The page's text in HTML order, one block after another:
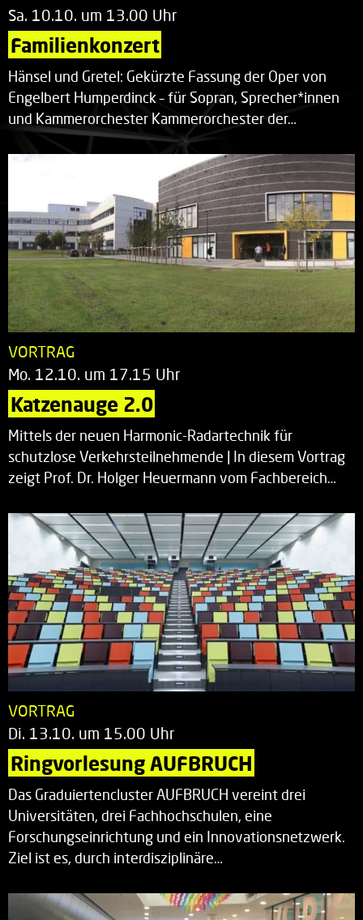
Sa. 10.10. um 13.00 Uhr
Familienkonzert
Hänsel und Gretel: Gekürzte Fassung der Oper von
Engelbert Humperdinck – für Sopran, Sprecher*innen
und Kammerorchester Kammerorchester der…
VORTRAG
Mo. 12.10. um 17.15 Uhr
Katzenauge 2.0
Mittels der neuen Harmonic-Radartechnik für
schutzlose Verkehrsteilnehmende | In diesem Vortrag
zeigt Prof. Dr. Holger Heuermann vom Fachbereich…
VORTRAG
Di. 13.10. um 15.00 Uhr
Ringvorlesung AUFBRUCH
Das Graduiertencluster AUFBRUCH vereint drei
Universitäten, drei Fachhochschulen, eine
Forschungseinrichtung und ein Innovationsnetzwerk.
Ziel ist es, durch interdisziplinäre…